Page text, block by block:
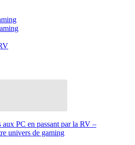
aux PC en passant par la RV –
univers de gaming